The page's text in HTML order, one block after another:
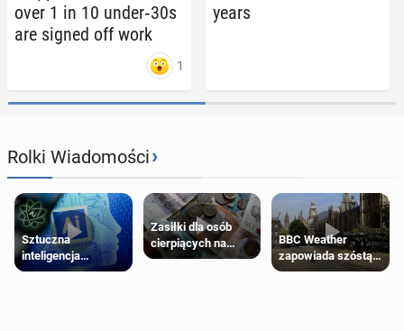
over 1 in 10 under‑30s
are signed off work
1
years
Rolki Wiadomości›
Sztuczna
inteligencja
próbowała oszukać
Zasiłki dla osób
cierpiących na
schorzenia
BBC Weather
zapowiada szóstą
falę upałów w